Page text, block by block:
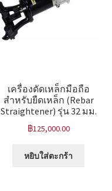
เครื่องดัดเหล็กมือถือ
สำหรับยืดเหล็ก (Rebar
Straightener) รุ่น 32 มม.
฿125,000.00
หยิบใส่ตะกร้า